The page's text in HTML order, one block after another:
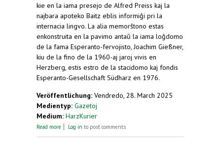
kie en la iama presejo de Alfred Preiss kaj la
najbara apoteko Baitz eblis informiĝi pri la
internacia lingvo. La alia memorŝtono estas
enkonstruita en la pavimo antaŭ la iama loĝdomo
de la fama Esperanto-fervojisto, Joachim Gießner,
kiu de la fino de la 1960-aj jaroj vivis en
Herzberg, estis estro de la stacidomo kaj fondis
Esperanto-Gesellschaft Südharz en 1976.
Veröffentlichung: Vendredo, 28. March 2025
Medientyp: Gazetoj
Medium: HarzKurier
Read more about Erinnerung an Esperanto-Pioniere: Zwei
Log in to post comments